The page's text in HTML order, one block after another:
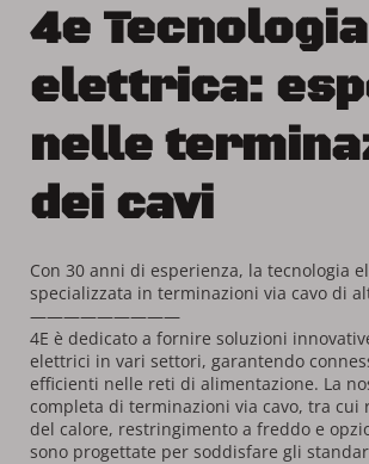
4e Tecnologia
elettrica:
nelle
dei cavi
Con 30 anni di esperienza, la tecnologia
specializzata in terminazioni via cavo di
—————————
4E è dedicato a fornire soluzioni
elettrici in vari settori, garantendo
efficienti nelle reti di alimentazione. La
completa di terminazioni via cavo, tra cui
del calore, restringimento a freddo e
sono progettate per soddisfare gli